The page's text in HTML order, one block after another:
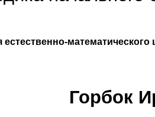
естественно-математического
Горбок